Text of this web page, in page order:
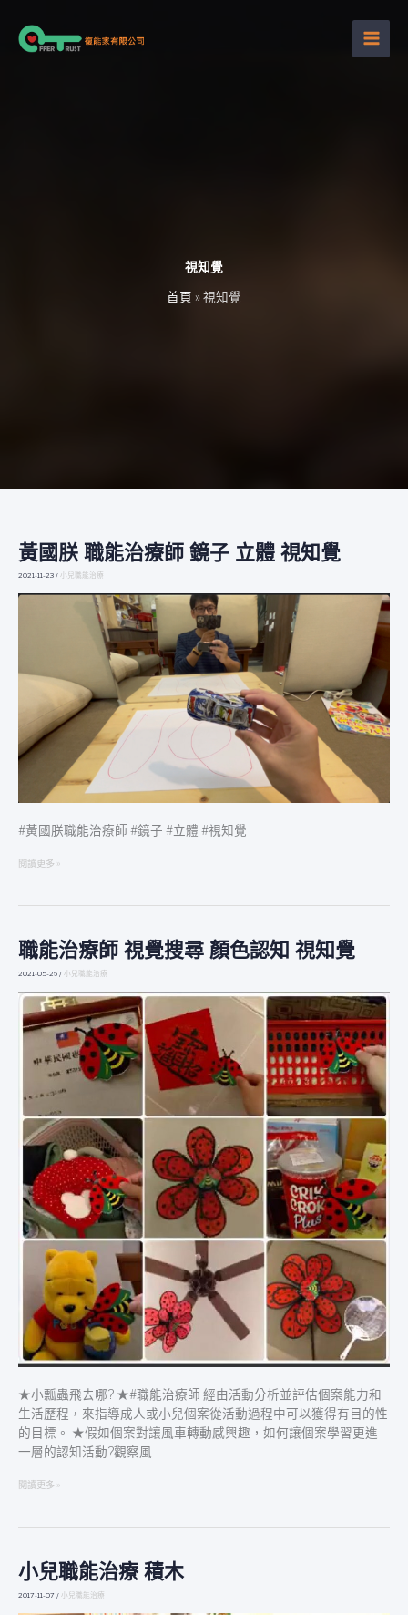
視知覺
首頁 »視知覺
黃國朕 職能治療師 鏡子 立體 視知覺
2021-11-23 / 小兒職能治療
#黃國朕職能治療師 #鏡子 #立體 #視知覺
黃
國
職
師
體
覺
閱讀更多 »
職能治療師 視覺搜尋 顏色認知 視知覺
2021-05-26 / 小兒職能治療
★小瓢蟲飛去哪? ★#職能治療師 經由活動分析並評估個案能力和
生活歷程，來指導成人或小兒個案從活動過程中可以獲得有目的性
的目標。 ★假如個案對讓風車轉動感興趣，如何讓個案學習更進
一層的認知活動?觀察風
職
能
療
師
視
認
視
知
覺
閱讀更多 »
小兒職能治療 積木
2017-11-07 / 小兒職能治療
小
兒